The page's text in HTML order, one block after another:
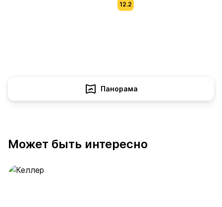
12.2
Панорама
Может быть интересно